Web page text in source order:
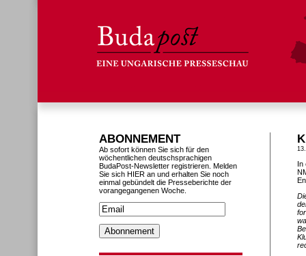
In
ABONNEMENT
Ab sofort können Sie sich für den
wöchentlichen deutschsprachigen
BudaPost-Newsletter registrieren. Melden
Sie sich HIER an und erhalten Sie noch
einmal gebündelt die Presseberichte der
vorangegangenen Woche.